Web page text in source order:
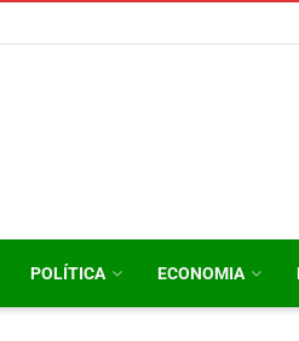
POLÍTICA ECONOMIA